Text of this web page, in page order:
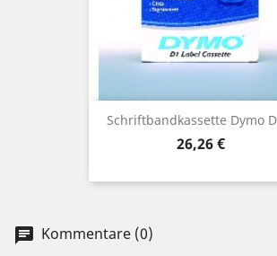
Schriftbandkassette Dymo
Preis
26,26 €
chat Kommentare (0)